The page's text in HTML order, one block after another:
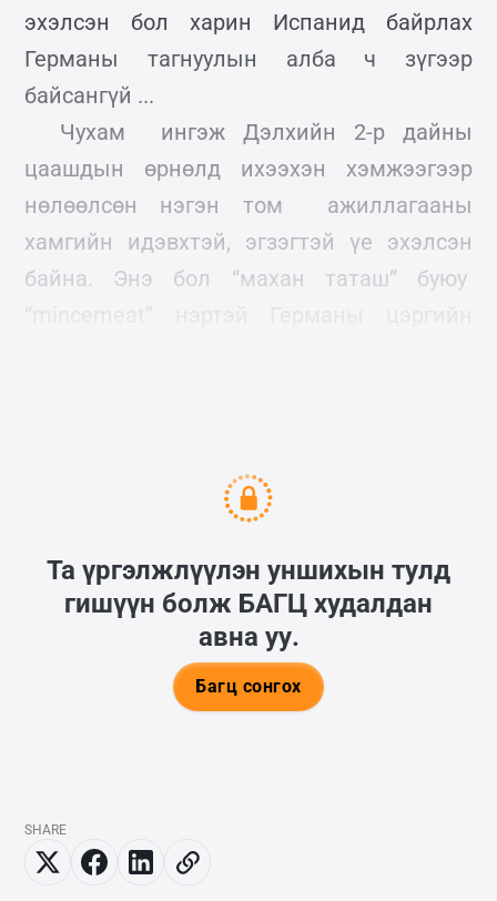
эхэлсэн бол харин Испанид байрлах
Германы тагнуулын алба ч зүгээр
байсангүй ...
Чухам ингэж Дэлхийн 2-р дайны
цаашдын өрнөлд ихээхэн хэмжээгээр
нөлөөлсөн нэгэн том ажиллагааны
хамгийн идэвхтэй, эгзэгтэй үе эхэлсэн
байна. Энэ бол “махан таташ” буюу
Та үргэлжлүүлэн уншихын тулд
гишүүн болж БАГЦ худалдан
авна уу.
Багц сонгох
SHARE